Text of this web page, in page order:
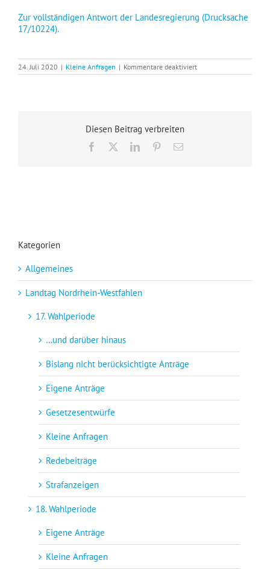
Zur vollständigen Antwort der Landesregierung (Drucksache
17/10224).
24. Juli 2020 | Kleine Anfragen | Kommentare deaktiviertfür
Die
Diesen Beitrag verbreiten
Facebook LinkedInPinterest
E-
Kategorien
Allgemeines
Landtag Nordrhein-Westfahlen
17. Wahlperiode
…und darüber hinaus
Bislang nicht berücksichtigte Anträge
Eigene Anträge
Gesetzesentwürfe
Kleine Anfragen
Redebeiträge
Strafanzeigen
18. Wahlperiode
Eigene Anträge
Kleine Anfragen